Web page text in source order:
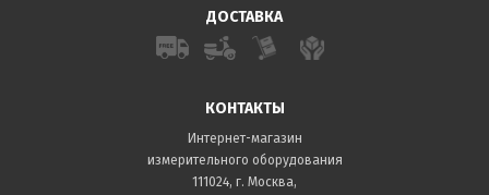
ДОСТАВКА
КОНТАКТЫ
Интернет-магазин
измерительного оборудования
111024, г. Москва,